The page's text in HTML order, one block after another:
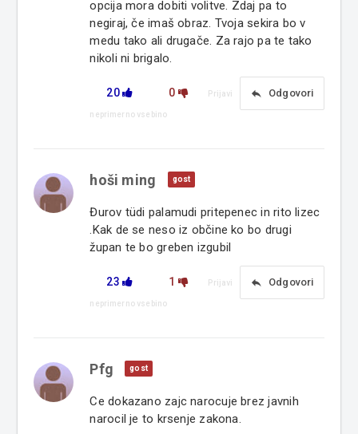
opcija mora dobiti volitve. Zdaj pa to
negiraj, če imaš obraz. Tvoja sekira bo v
medu tako ali drugače. Za rajo pa te tako
nikoli ni brigalo.
20 0 reply Odgovori
Prijavi
neprimerno vsebino
hoši ming gost
Đurov tüdi palamudi pritepenec in rito lizec
.Kak de se neso iz občine ko bo drugi
župan te bo greben izgubil
23 1 reply Odgovori
Prijavi
neprimerno vsebino
Pfg gost
Ce dokazano zajc narocuje brez javnih
narocil je to krsenje zakona.